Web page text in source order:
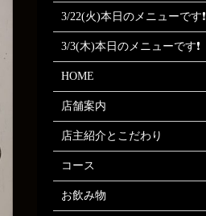
3/22(火)本日のメニューです❗
3/3(木)本日のメニューです❗
HOME
店舗案内
店主紹介とこだわり
コース
お飲み物